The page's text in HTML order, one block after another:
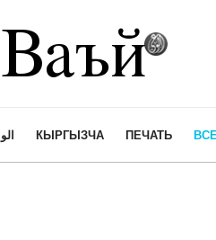
КЫРГЫЗЧА ПЕЧАТЬ